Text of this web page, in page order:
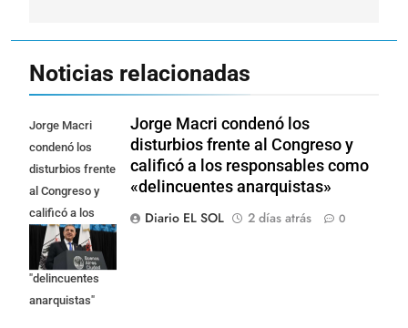
Noticias relacionadas
Jorge Macri
condenó los
disturbios frente
al Congreso y
calificó a los
responsables
como
"delincuentes
anarquistas"
Jorge Macri condenó los
disturbios frente al Congreso y
calificó a los responsables como
«delincuentes anarquistas»
Diario EL SOL
2 días atrás 0